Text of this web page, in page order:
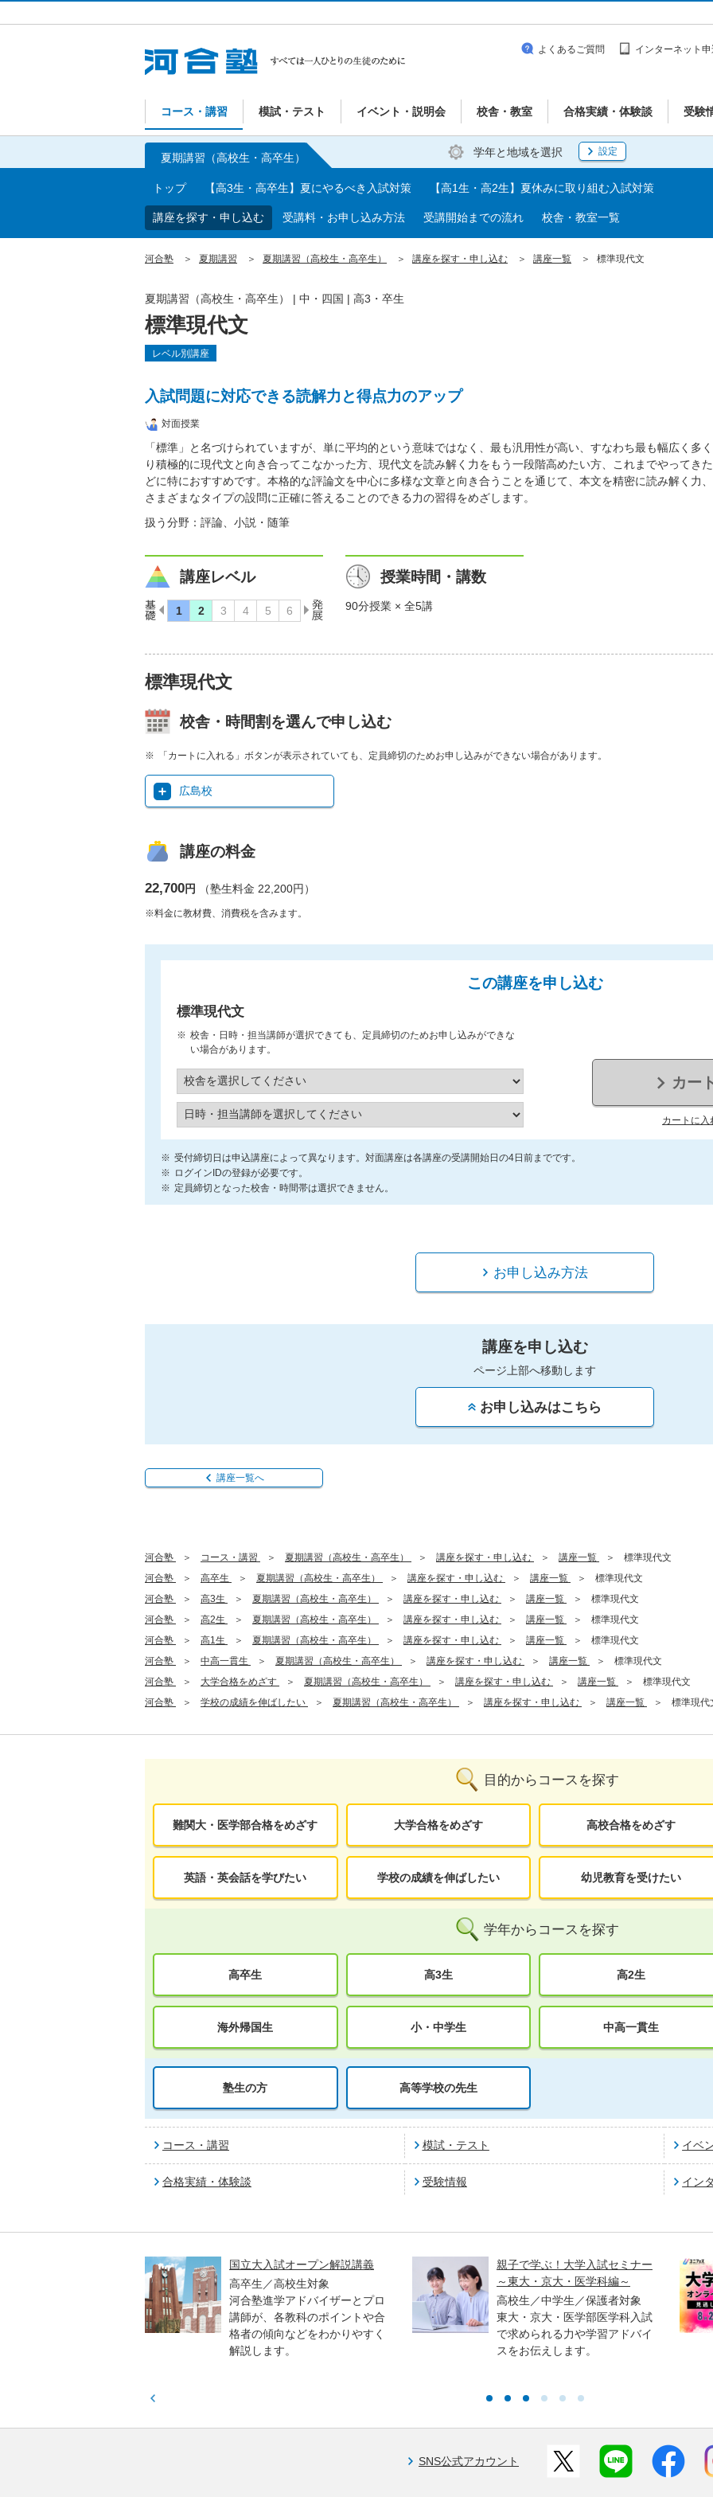
コース・講習 模試・テスト イベント・説明会 校舎・教室 合格実績・体験談 受験
よくあるご質問 インターネット
学年と地域を選択 設定
夏期講習（高校生・高卒生）
トップ 【高3生・高卒生】夏にやるべき入試対策 【高1生・高2生】夏休みに取り組む入試対策
講座を探す・申し込む 受講料・お申し込み方法 受講開始までの流れ 校舎・教室一覧
河合塾 夏期講習 夏期講習（高校生・高卒生） 講座を探す・申し込む 講座一覧 標準現代文
標準現代文
夏期講習（高校生・高卒生） | 中・四国 | 高3・卒生
レベル別講座
入試問題に対応できる読解力と得点力のアップ
対面授業
「標準」と名づけられていますが、単に平均的という意味ではなく、最も汎用性が高い、すなわち最も幅広く多
り積極的に現代文と向き合ってこなかった方、現代文を読み解く力をもう一段階高めたい方、これまでやってき
どに特におすすめです。本格的な評論文を中心に多様な文章と向き合うことを通じて、本文を精密に読み解く力
さまざまなタイプの設問に正確に答えることのできる力の習得をめざします。
扱う分野：評論、小説・随筆
講座レベル 授業時間・講数
90分授業 × 全5講
標準現代文
校舎・時間割を選んで申し込む
「カートに入れる」ボタンが表示されていても、定員締切のためお申し込みができない場合があります。
広島校
講座の料金
22,700円 （塾生料金 22,200円）
※料金に教材費、消費税を含みます。
この講座を申し込む
標準現代文
校舎・日時・担当講師が選択できても、定員締切のためお申し込みができな
い場合があります。
カー
カートに入
受付締切日は申込講座によって異なります。対面講座は各講座の受講開始日の4日前までです。
ログインIDの登録が必要です。
定員締切となった校舎・時間帯は選択できません。
お申し込み方法
講座を申し込む
ページ上部へ移動します
お申し込みはこちら
講座一覧へ
河合塾 コース・講習 夏期講習（高校生・高卒生） 講座を探す・申し込む 講座一覧
標準現代文
河合塾
高卒生 夏期講習（高校生・高卒生） 講座を探す・申し込む 講座一覧
標準現代文
河合塾
高3生 夏期講習（高校生・高卒生） 講座を探す・申し込む 講座一覧
標準現代文
河合塾
高2生 夏期講習（高校生・高卒生） 講座を探す・申し込む 講座一覧
標準現代文
河合塾
高1生 夏期講習（高校生・高卒生） 講座を探す・申し込む 講座一覧
標準現代文
河合塾
中高一貫生 夏期講習（高校生・高卒生） 講座を探す・申し込む 講座一覧
標準現代文
河合塾
大学合格をめざす 夏期講習（高校生・高卒生） 講座を探す・申し込む 講座一覧
標準現代文
河合塾
学校の成績を伸ばしたい 夏期講習（高校生・高卒生） 講座を探す・申し込む 講座一覧 標準現代
目的からコースを探す
難関大・医学部合格をめざす 大学合格をめざす 高校合格をめざす
英語・英会話を学びたい 学校の成績を伸ばしたい 幼児教育を受けたい
学年からコースを探す
高卒生 高3生 高2生
海外帰国生 小・中学生 中高一貫生
塾生の方 高等学校の先生
コース・講習 模試・テスト イベ
合格実績・体験談 受験情報 イン
国立大入試オープン解説講義
高卒生／高校生対象
河合塾進学アドバイザーとプロ
講師が、各教科のポイントや合
格者の傾向などをわかりやすく
解説します。
親子で学ぶ！大学入試セミナー
～東大・京大・医学科編～
高校生／中学生／保護者対象
東大・京大・医学部医学科入試
で求められる力や学習アドバイ
スをお伝えします。
SNS公式アカウント